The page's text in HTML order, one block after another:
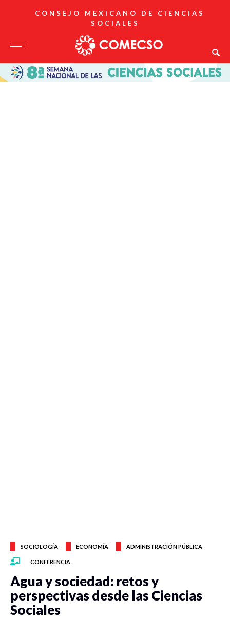
CONSEJO MEXICANO DE CIENCIAS
SOCIALES
SOCIOLOGÍA ECONOMÍA ADMINISTRACIÓN PÚBLICA
CONFERENCIA
Agua y sociedad: retos y
perspectivas desde las Ciencias
Sociales